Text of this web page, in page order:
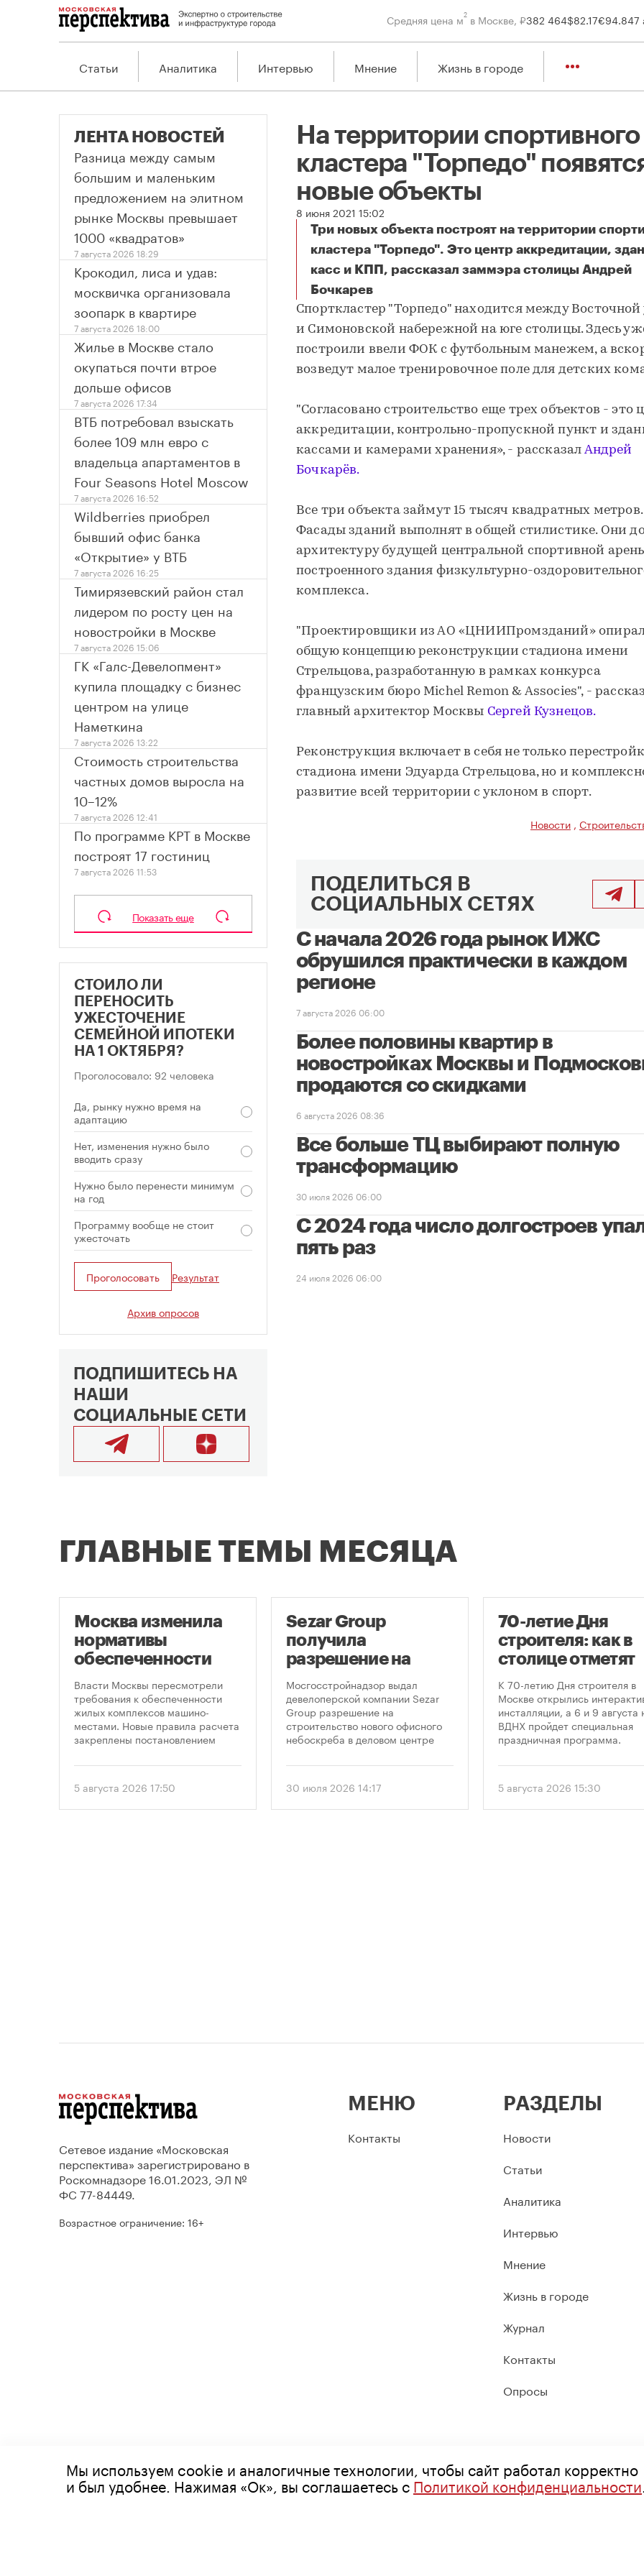
Средняя цена м2в Москве, ₽382 464$82.17€94.847
Статьи Аналитика Интервью Мнение Жизнь в городе
На территории спортивного
кластера "Торпедо"
новые объекты
8 июня 2021 15:02
Три новых объекта построят на территории
кластера "Торпедо". Это центр аккредитации,
касс и КПП, рассказал заммэра столицы Андрей
Бочкарев
Спорткластер "Торпедо" находится между Восточной
и Симоновской набережной на юге столицы. Здесь
построили ввели ФОК с футбольным манежем, а
возведут малое тренировочное поле для детских
"Согласовано строительство еще трех объектов - это
аккредитации, контрольно-пропускной пункт и
кассами и камерами хранения», - рассказал Андрей
Бочкарёв.
Все три объекта займут 15 тысяч квадратных метров.
Фасады зданий выполнят в общей стилистике. Они
архитектуру будущей центральной спортивной
построенного здания физкультурно-
комплекса.
"Проектировщики из АО «ЦНИИПромзданий»
общую концепцию реконструкции стадиона имени
Стрельцова, разработанную в рамках конкурса
французским бюро Michel Remon & Associes", -
главный архитектор Москвы Сергей Кузнецов.
Реконструкция включает в себя не только
стадиона имени Эдуарда Стрельцова, но и
развитие всей территории с уклоном в спорт.
Новости ,
ПОДЕЛИТЬСЯ В
СОЦИАЛЬНЫХ СЕТЯХ
С начала 2026 года рынок ИЖС
обрушился практически в каждом
регионе
7 августа 2026 06:00
Более половины квартир в
новостройках Москвы и
продаются со скидками
6 августа 2026 08:36
Все больше ТЦ выбирают полную
трансформацию
30 июля 2026 06:00
С 2024 года число долгостроев
пять раз
24 июля 2026 06:00
ЛЕНТА НОВОСТЕЙ
Разница между самым
большим и маленьким
предложением на элитном
рынке Москвы превышает
1000 «квадратов»
7 августа 2026 18:29
Крокодил, лиса и удав:
москвичка организовала
зоопарк в квартире
7 августа 2026 18:00
Жилье в Москве стало
окупаться почти втрое
дольше офисов
7 августа 2026 17:34
ВТБ потребовал взыскать
более 109 млн евро с
владельца апартаментов в
Four Seasons Hotel Moscow
7 августа 2026 16:52
Wildberries приобрел
бывший офис банка
«Открытие» у ВТБ
7 августа 2026 16:25
Тимирязевский район стал
лидером по росту цен на
новостройки в Москве
7 августа 2026 15:06
ГК «Галс-Девелопмент»
купила площадку с бизнес
центром на улице
Наметкина
7 августа 2026 13:22
Стоимость строительства
частных домов выросла на
10–12%
7 августа 2026 12:41
По программе КРТ в Москве
построят 17 гостиниц
7 августа 2026 11:53
Показать еще
СТОИЛО ЛИ
ПЕРЕНОСИТЬ
УЖЕСТОЧЕНИЕ
СЕМЕЙНОЙ ИПОТЕКИ
НА 1 ОКТЯБРЯ?
Проголосовало: 92 человека
Да, рынку нужно время на
адаптацию
Нет, изменения нужно было
вводить сразу
Нужно было перенести минимум
на год
Программу вообще не стоит
ужесточать
Проголосовать Результат
Архив опросов
ПОДПИШИТЕСЬ НА
НАШИ
СОЦИАЛЬНЫЕ СЕТИ
ГЛАВНЫЕ ТЕМЫ МЕСЯЦА
Москва изменила
нормативы
обеспеченности
новостроек
парковками
Власти Москвы пересмотрели
требования к обеспеченности
жилых комплексов машино-
местами. Новые правила расчета
закреплены постановлением
от 5 августа 2026 года. Документ
подход к определению
необходимого количества
5 августа 2026 17:50
Sezar Group
получила
разрешение на
строительство
небоскреба в
«Москва-Сити»
Мосгосстройнадзор выдал
девелоперской компании Sezar
Group разрешение на
строительство нового офисного
небоскреба в деловом центре
предусматривает возведение 52-
метров.
30 июля 2026 14:17
70-летие Дня
строителя: как в
столице отметят
круглую дату
праздника
К 70-летию Дня строителя в
Москве открылись
инсталляции, а 6 и 9 августа
ВДНХ пройдет специальная
праздничная программа.
5 августа 2026 15:30
Сетевое издание «Московская
перспектива» зарегистрировано в
Роскомнадзоре 16.01.2023, ЭЛ №
ФС 77-84449.
Возрастное ограничение: 16+
МЕНЮ
Контакты
РАЗДЕЛЫ
Новости
Статьи
Аналитика
Интервью
Мнение
Жизнь в городе
Журнал
Контакты
Опросы
© 2026 Все права защищены
Мы используем cookie и аналогичные технологии, чтобы сайт работал корректно
и был удобнее. Нажимая «Ок», вы соглашаетесь сПолитикой конфиденциальности